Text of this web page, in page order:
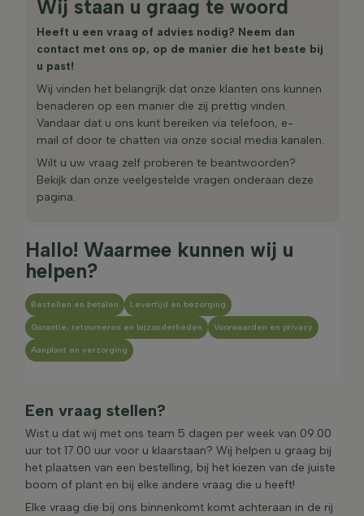
Wij staan u graag te woord
Heeft u een vraag of advies nodig? Neem dan
contact met ons op, op de manier die het beste bij
u past!
Wij vinden het belangrijk dat onze klanten ons kunnen
benaderen op een manier die zij prettig vinden.
Vandaar dat u ons kunt bereiken via telefoon, e-
mail of door te chatten via onze social media kanalen.
Wilt u uw vraag zelf proberen te beantwoorden?
Bekijk dan onze veelgestelde vragen onderaan deze
pagina.
Hallo! Waarmee kunnen wij u
helpen?
Bestellen en betalen Levertijd en bezorging
Garantie, retourneren en bijzonderheden Voorwaarden en privacy
Aanplant en verzorging
Een vraag stellen?
Wist u dat wij met ons team 5 dagen per week van 09.00
uur tot 17.00 uur voor u klaarstaan? Wij helpen u graag bij
het plaatsen van een bestelling, bij het kiezen van de juiste
boom of plant en bij elke andere vraag die u heeft!
Elke vraag die bij ons binnenkomt komt achteraan in de rij